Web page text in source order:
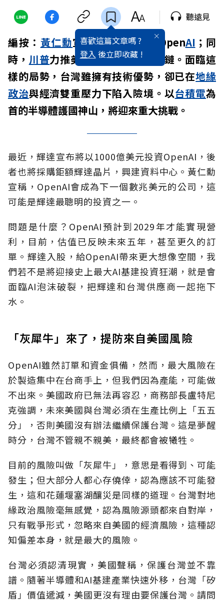
喜歡這篇文章嗎 ?
登入 後立即收藏 !
聽遠見
編按： 黃仁勳宣布，輝達將投資OpenAI ；同
時， 川普力推美國製造、重組供應鏈。面臨這
樣的局勢，台灣雖擁有技術優勢，卻已在地緣
政治與經濟雙重壓力下陷入險境。以台積電為
首的半導體護國神山，將迎來重大挑戰。
最近，輝達宣布將以1000億美元投資OpenAI，後
者也將採購鉅額輝達晶片，興建資料中心。黃仁勳
宣稱，OpenAI會成為下一個數兆美元的公司，這
可能是輝達最聰明的投資之一。
問題是什麼？OpenAI預計到2029年才能實現營
利，目前，估值已反映未來五年，甚至更久的訂
單。輝達入股，給OpenAI帶來更大想像空間，我
們若不是將迎接史上最大AI基建投資狂潮，就是會
面臨AI泡沫破裂，把輝達和台灣供應商一起拖下
水。
「灰犀牛」來了，提防來自美國風險
OpenAI雖然訂單和資金俱備，然而，最大風險在
於製造集中在台商手上，但我們因為產能，可能做
不出來。美國政府已無法再容忍，商務部長盧特尼
克強調，未來美國與台灣必須在生產比例上「五五
分」，否則美國沒有辦法繼續保護台灣。這是夢醒
時分，台灣不管親不親美，最終都會被犧牲。
目前的風險叫做「灰犀牛」，意思是看得到、可能
發生；但大部分人都心存僥倖，認為應該不可能發
生，這和花蓮堰塞湖釀災是同樣的道理。台灣對地
緣政治風險毫無感覺，認為風險源頭都來自對岸，
只有戰爭形式，忽略來自美國的經濟風險，這種認
知偏差本身，就是最大的風險。
台灣必須認清現實，美國聲稱，保護台灣並不靠
譜。隨著半導體和AI基建產業快速外移，台灣「矽
盾」價值遞減，美國更沒有理由要保護台灣。請問